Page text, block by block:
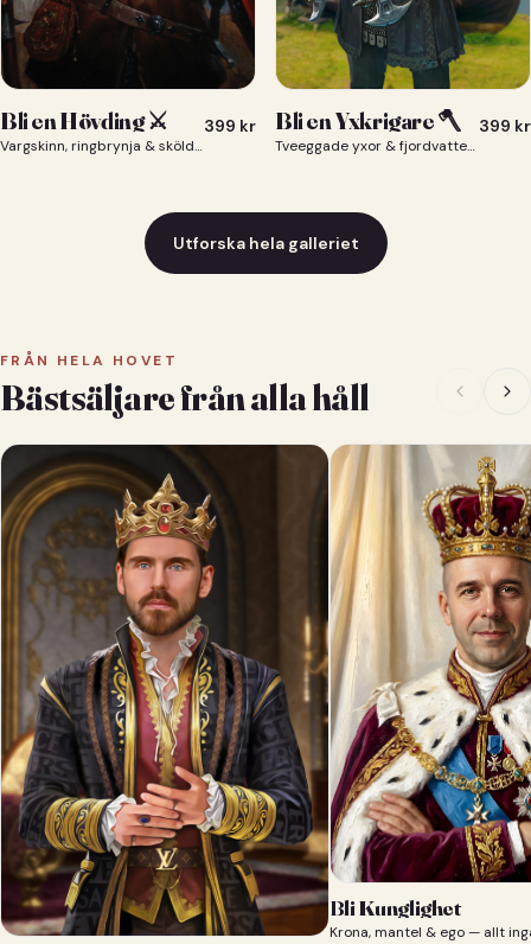
Bli en Hövding ⚔️
Vargskinn, ringbrynja & sköld — du som nordisk krigsherre ⚔️
399 kr Bli en Yxkrigare 🪓
Tveeggade yxor & fjordvatten bakom dig 🪓
399 kr
Utforska hela galleriet
FRÅN HELA HOVET
Bästsäljare från alla håll
Bli Kunglighet
Krona, mantel & ego — allt